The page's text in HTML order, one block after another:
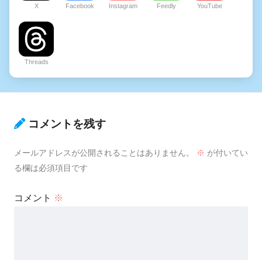
X Facebook Instagram Feedly YouTube
Threads
コメントを残す
メールアドレスが公開されることはありません。 ※ が付いてい
る欄は必須項目です
コメント ※